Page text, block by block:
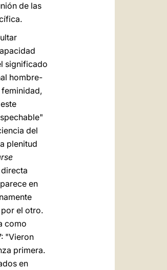
de las
significado
hombre-
del
plenitud
en
el otro.
como
"Vieron
primera.
en